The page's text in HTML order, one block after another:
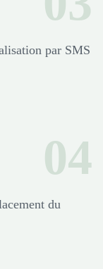
par SMS
du